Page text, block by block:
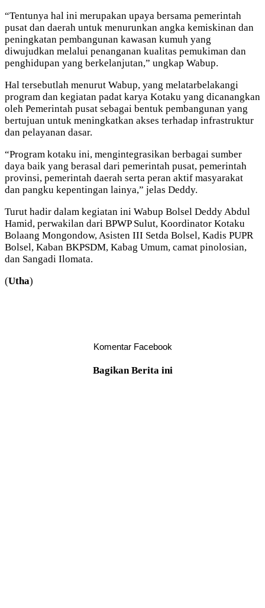
“Tentunya hal ini merupakan upaya bersama pemerintah
pusat dan daerah untuk menurunkan angka kemiskinan dan
peningkatan pembangunan kawasan kumuh yang
diwujudkan melalui penanganan kualitas pemukiman dan
penghidupan yang berkelanjutan,” ungkap Wabup.
Hal tersebutlah menurut Wabup, yang melatarbelakangi
program dan kegiatan padat karya Kotaku yang dicanangkan
oleh Pemerintah pusat sebagai bentuk pembangunan yang
bertujuan untuk meningkatkan akses terhadap infrastruktur
dan pelayanan dasar.
“Program kotaku ini, mengintegrasikan berbagai sumber
daya baik yang berasal dari pemerintah pusat, pemerintah
provinsi, pemerintah daerah serta peran aktif masyarakat
dan pangku kepentingan lainya,” jelas Deddy.
Turut hadir dalam kegiatan ini Wabup Bolsel Deddy Abdul
Hamid, perwakilan dari BPWP Sulut, Koordinator Kotaku
Bolaang Mongondow, Asisten III Setda Bolsel, Kadis PUPR
Bolsel, Kaban BKPSDM, Kabag Umum, camat pinolosian,
dan Sangadi Ilomata.
(Utha)
Komentar Facebook
Bagikan Berita ini